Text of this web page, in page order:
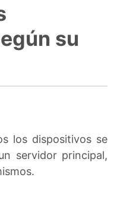
su
los dispositivos se
servidor principal,